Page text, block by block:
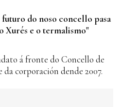
do noso concello pasa
Xurés e o termalismo"
á fronte do Concello de
corporación dende 2007.